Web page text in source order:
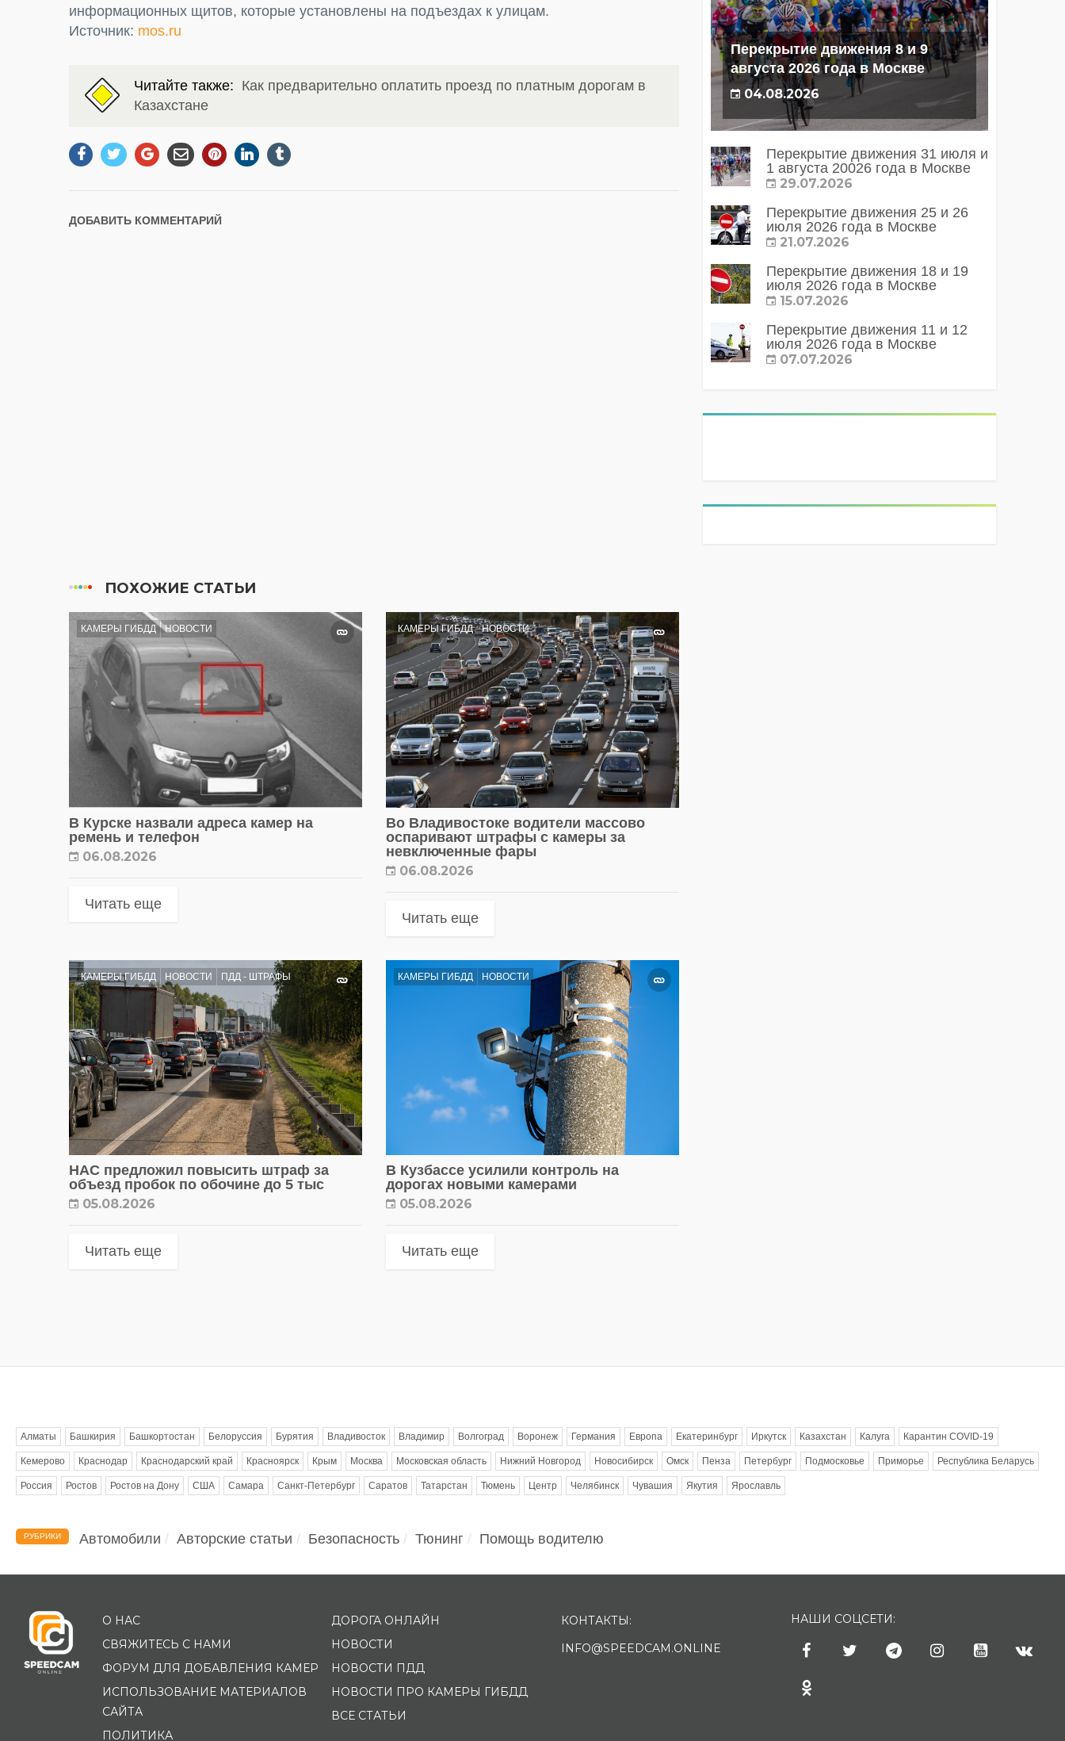
информационных щитов, которые установлены на подъездах к улицам.
Источник: mos.ru
Читайте также: Как предварительно оплатить проезд по платным дорогам в
Казахстане
ДОБАВИТЬ КОММЕНТАРИЙ
ПОХОЖИЕ СТАТЬИ
КАМЕРЫ ГИБДД НОВОСТИ
В Курске назвали адреса камер на
ремень и телефон
06.08.2026
Читать еще
КАМЕРЫ ГИБДД НОВОСТИ
Во Владивостоке водители массово
оспаривают штрафы с камеры за
невключенные фары
06.08.2026
Читать еще
КАМЕРЫ ГИБДД НОВОСТИ ПДД - ШТРАФЫ
НАС предложил повысить штраф за
объезд пробок по обочине до 5 тыс
05.08.2026
Читать еще
КАМЕРЫ ГИБДД НОВОСТИ
В Кузбассе усилили контроль на
дорогах новыми камерами
05.08.2026
Читать еще
Перекрытие движения 8 и 9
августа 2026 года в Москве
04.08.2026
Перекрытие движения 31 июля и
1 августа 20026 года в Москве
29.07.2026
Перекрытие движения 25 и 26
июля 2026 года в Москве
21.07.2026
Перекрытие движения 18 и 19
июля 2026 года в Москве
15.07.2026
Перекрытие движения 11 и 12
июля 2026 года в Москве
07.07.2026
Алматы Башкирия Башкортостан Белоруссия Бурятия Владивосток Владимир Волгоград Воронеж Германия Европа Екатеринбург Иркутск Казахстан Калуга Карантин COVID-19
Кемерово Краснодар Краснодарский край Красноярск Крым Москва Московская область Нижний Новгород Новосибирск Омск Пенза Петербург Подмосковье Приморье Республика Беларусь
Россия Ростов Ростов на Дону США Самара Санкт-Петербург Саратов Татарстан Тюмень Центр Челябинск Чувашия Якутия Ярославль
РУБРИКИ Автомобили Авторские статьи Безопасность Тюнинг Помощь водителю
О НАС
СВЯЖИТЕСЬ С НАМИ
ФОРУМ ДЛЯ ДОБАВЛЕНИЯ КАМЕР
ИСПОЛЬЗОВАНИЕ МАТЕРИАЛОВ
САЙТА
ПОЛИТИКА
ДОРОГА ОНЛАЙН
НОВОСТИ
НОВОСТИ ПДД
НОВОСТИ ПРО КАМЕРЫ ГИБДД
ВСЕ СТАТЬИ
КОНТАКТЫ:
INFO@SPEEDCAM.ONLINE
НАШИ СОЦСЕТИ: